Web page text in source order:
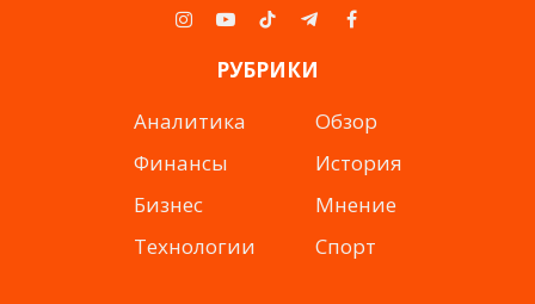
Instagram
YouTubeTikTokTelegramFacebook
РУБРИКИ
Аналитика
Финансы
Бизнес
Технологии
Обзор
История
Мнение
Спорт